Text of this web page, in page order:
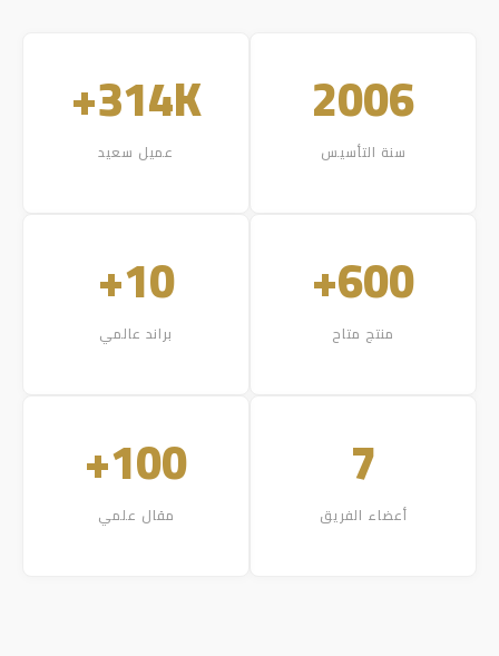
2006
سنة التأسيس
314K+
عميل سعيد
600+
منتج متاح
10+
براند عالمي
7
أعضاء الفريق
100+
مقال علمي